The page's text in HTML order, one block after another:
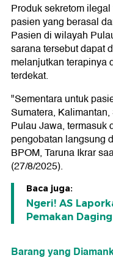
Produk sekretom
pasien yang berasal
Pasien di wilayah
sarana tersebut dapat
melanjutkan terapinya
terdekat.
"Sementara untuk
Sumatera,
Pulau Jawa, termasuk
pengobatan langsung
BPOM, Taruna Ikrar
(27/8/2025).
Baca juga:
Ngeri! AS
Pemakan
Barang yang